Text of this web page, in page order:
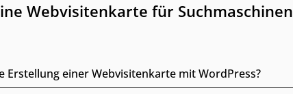
Webvisitenkarte für Suchmaschinen
einer Webvisitenkarte mit WordPress?